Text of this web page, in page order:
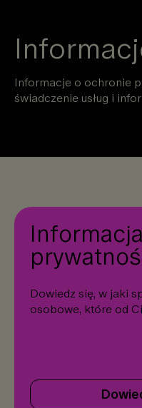
treści
Informacje o ochronie
świadczenie usług i
Dowiedz się, w jaki
osobowe, które od